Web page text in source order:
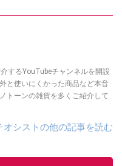
するYouTubeチャンネルを開設
オシストの他の記事を読む